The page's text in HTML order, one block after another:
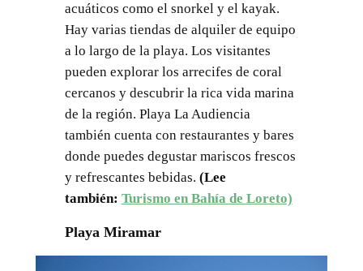
acuáticos como el snorkel y el kayak.
Hay varias tiendas de alquiler de equipo
a lo largo de la playa. Los visitantes
pueden explorar los arrecifes de coral
cercanos y descubrir la rica vida marina
de la región. Playa La Audiencia
también cuenta con restaurantes y bares
donde puedes degustar mariscos frescos
y refrescantes bebidas. (Lee
también: Turismo en Bahía de Loreto)
Playa Miramar